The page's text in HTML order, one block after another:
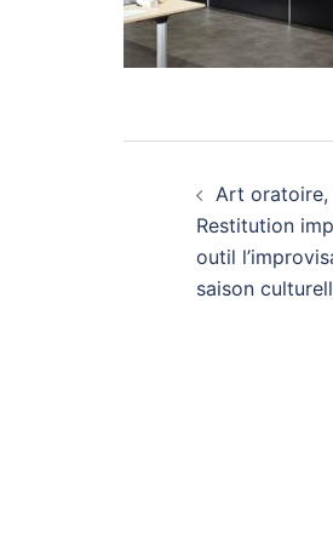
d’article
Art oratoire,
Restitution
outil
saison